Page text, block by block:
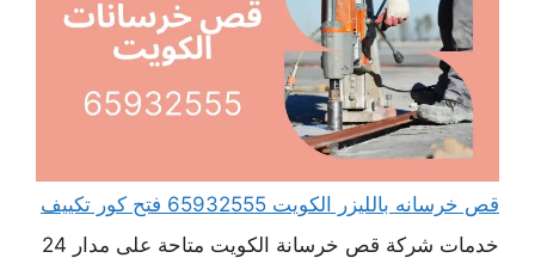
قص خرسانه بالليزر الكويت 65932555 فتح كور تكييف
خدمات شركة قص خرسانة الكويت متاحة على مدار 24